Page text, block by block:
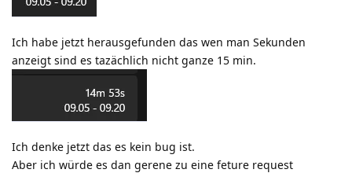
Ich habe jetzt herausgefunden das wen man Sekunden
anzeigt sind es tazächlich nicht ganze 15 min.
Ich denke jetzt das es kein bug ist.
Aber ich würde es dan gerene zu eine feture request